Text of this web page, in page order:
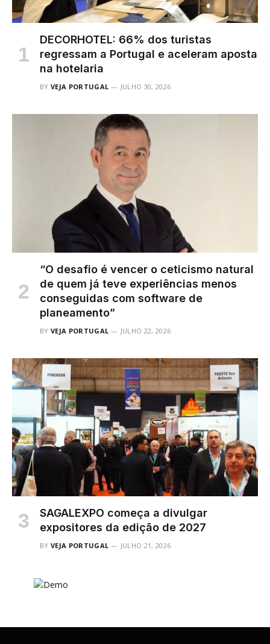
DECORHOTEL: 66% dos turistas
regressam a Portugal e aceleram aposta
na hotelaria
BY VEJA PORTUGAL JULHO 30, 2026
“O desafio é vencer o ceticismo natural
de quem já teve experiências menos
conseguidas com software de
planeamento”
BY VEJA PORTUGAL JULHO 22, 2026
SAGALEXPO começa a divulgar
expositores da edição de 2027
BY VEJA PORTUGAL JULHO 21, 2026